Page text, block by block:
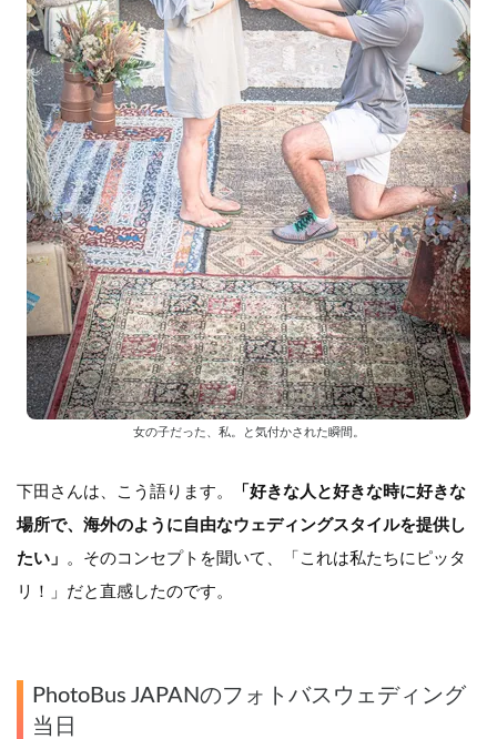
女の子だった、私。と気付かされた瞬間。
下田さんは、こう語ります。
「好きな人と好きな時に好きな
場所で、海外のように自由なウェディングスタイルを提供し
たい」
。そのコンセプトを聞いて、「これは私たちにピッタ
リ！」だと直感したのです。
PhotoBus JAPANのフォトバスウェディング
当日